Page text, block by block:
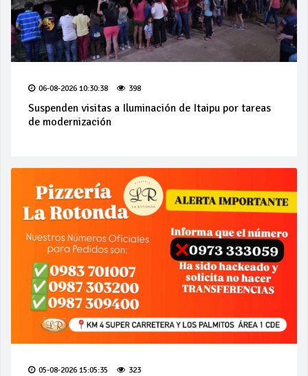
06-08-2026 10:30:38 398
Suspenden visitas a Iluminación de Itaipu por tareas
de modernización
05-08-2026 15:05:35 323